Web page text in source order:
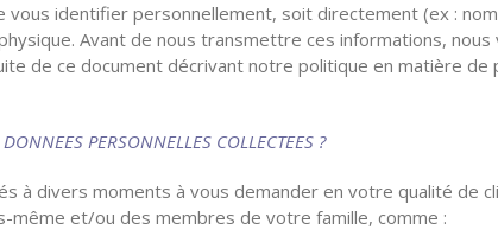
identifier personnellement, soit directement (ex :
Avant de nous transmettre ces informations,
de ce document décrivant notre politique en matière
PERSONNELLES COLLECTEES ?
à divers moments à vous demander en votre qualité de
même et/ou des membres de votre famille, comme :